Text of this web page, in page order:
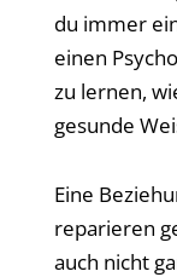
du immer
einen
zu lernen,
gesunde
Eine
reparieren
auch nicht